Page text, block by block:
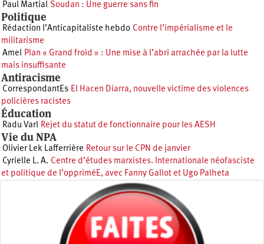
Paul Martial Soudan : Une guerre sans fin
Politique
Rédaction l’Anticapitaliste hebdo Contre l’impérialisme et le
militarisme
Amel Plan « Grand froid » : Une mise à l’abri arrachée par la lutte
mais insuffisante
Antiracisme
CorrespondantEs El Hacen Diarra, nouvelle victime des violences
policières racistes
Éducation
Radu Varl Rejet du statut de fonctionnaire pour les AESH
Vie du NPA
Olivier Lek Lafferrière Retour sur le CPN de janvier
Cyrielle L. A. Centre d’études marxistes. Internationale néofasciste
et politique de l’oppriméE, avec Fanny Gallot et Ugo Palheta